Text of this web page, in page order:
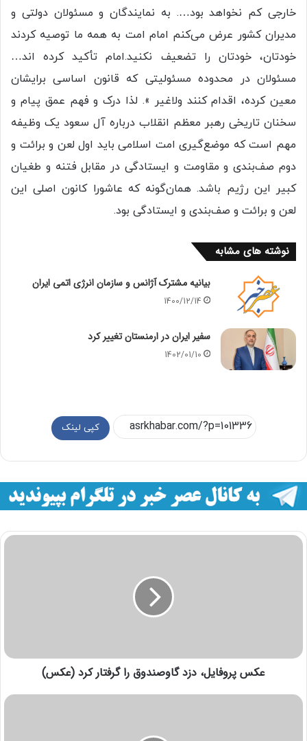
خارجی کم نخواهد بود…. به نمایندگان و مسئولان دولتی و
مدیران کشور عرض می‌کنم امام امت به همه ما توصیه کردند
خودتان، خودتان را تضعیف نکنید.امام تأکید کرده اند…
مسئولان در محدوده مسئولیتی که قانون اساسی برایشان
معین کرده، اقدام کنند ولاغیر ». لذا درک و فهم عمق پیام و
سخنان تاریخی رهبر معظم انقلاب در‌باره آل سعود یک وظیفه
مهم است که موضع‌‌گیری امت اسلامی باید اول لعن و برائت و
دوم صف‌بندی و مقاومت و ایستادگی در مقابل فتنه و طغیان
کبیر این رژیم باشد. همان‌گونه که عاشورا کانون اصلی این
لعن و برائت و صف‌بندی و ایستادگی بود.
نوشته های مشابه
بیانیه مشترک آژانس و سازمان انرژی اتمی ایران
1400/12/14
سفیر ایران در ارمنستان تغییر کرد
1402/01/10
کپی لینک
عکس پروفایل، دزد گاوصندوق را گرفتار کرد (عکس)